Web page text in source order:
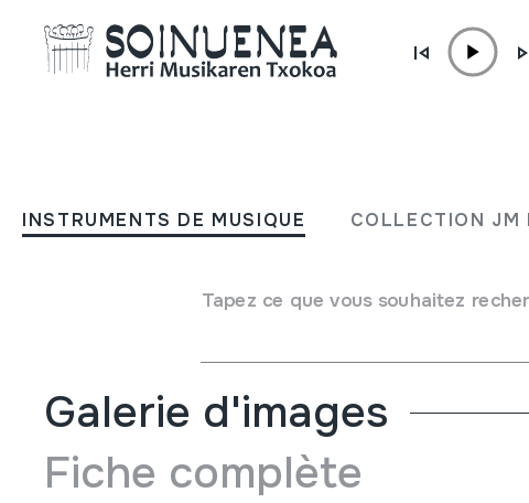
INSTRUMENTS DE MUSIQUE COLLECTION JM
Tapez ce que vous souhaitez
Iñauterikeriak
Phonothèque
Galerie d'images
Fiche complète